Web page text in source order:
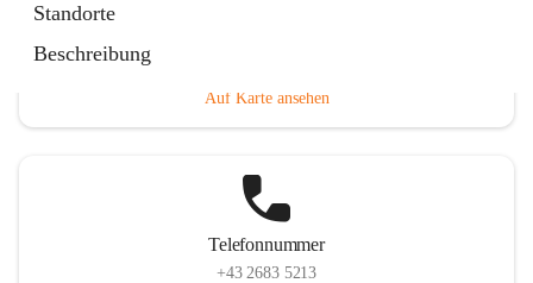
Standorte
Beschreibung
Auf Karte ansehen
Telefonnummer
+43 2683 5213